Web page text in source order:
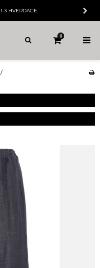
1-3 HVERDAGE
0
/